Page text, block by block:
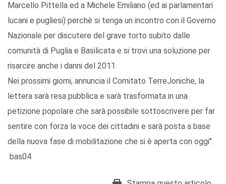
Marcello Pittella ed a Michele Emiliano (ed ai parlamentari
lucani e pugliesi) perchè si tenga un incontro con il Governo
Nazionale per discutere del grave torto subito dalle
comunità di Puglia e Basilicata e si trovi una soluzione per
risarcire anche i danni del 2011.
Nei prossimi giorni, annuncia il Comitato TerreJoniche, la
lettera sarà resa pubblica e sarà trasformata in una
petizione popolare che sarà possibile sottoscrivere per far
sentire con forza la voce dei cittadini e sarà posta a base
della nuova fase di mobilitazione che si è aperta con oggi".
bas04